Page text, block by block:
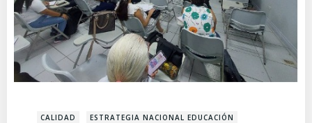
CALIDAD
ESTRATEGIA NACIONAL EDUCACIÓN